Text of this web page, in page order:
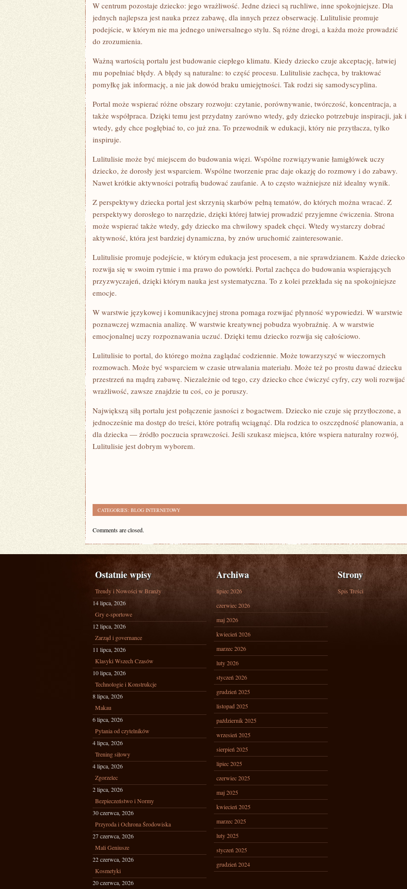
W centrum pozostaje dziecko: jego wrażliwość. Jedne dzieci są ruchliwe, inne spokojniejsze. Dla
jednych najlepsza jest nauka przez zabawę, dla innych przez obserwację. Lulitulisie promuje
podejście, w którym nie ma jednego uniwersalnego stylu. Są różne drogi, a każda może prowadzić
do zrozumienia.
Ważną wartością portalu jest budowanie ciepłego klimatu. Kiedy dziecko czuje akceptację, łatwiej
mu popełniać błędy. A błędy są naturalne: to część procesu. Lulitulisie zachęca, by traktować
pomyłkę jak informację, a nie jak dowód braku umiejętności. Tak rodzi się samodyscyplina.
Portal może wspierać różne obszary rozwoju: czytanie, porównywanie, twórczość, koncentracja, a
także współpraca. Dzięki temu jest przydatny zarówno wtedy, gdy dziecko potrzebuje inspiracji, jak i
wtedy, gdy chce pogłębiać to, co już zna. To przewodnik w edukacji, który nie przytłacza, tylko
inspiruje.
Lulitulisie może być miejscem do budowania więzi. Wspólne rozwiązywanie łamigłówek uczy
dziecko, że dorosły jest wsparciem. Wspólne tworzenie prac daje okazję do rozmowy i do zabawy.
Nawet krótkie aktywności potrafią budować zaufanie. A to często ważniejsze niż idealny wynik.
Z perspektywy dziecka portal jest skrzynią skarbów pełną tematów, do których można wracać. Z
perspektywy dorosłego to narzędzie, dzięki której łatwiej prowadzić przyjemne ćwiczenia. Strona
może wspierać także wtedy, gdy dziecko ma chwilowy spadek chęci. Wtedy wystarczy dobrać
aktywność, która jest bardziej dynamiczna, by znów uruchomić zainteresowanie.
Lulitulisie promuje podejście, w którym edukacja jest procesem, a nie sprawdzianem. Każde dziecko
rozwija się w swoim rytmie i ma prawo do powtórki. Portal zachęca do budowania wspierających
przyzwyczajeń, dzięki którym nauka jest systematyczna. To z kolei przekłada się na spokojniejsze
emocje.
W warstwie językowej i komunikacyjnej strona pomaga rozwijać płynność wypowiedzi. W warstwie
poznawczej wzmacnia analizę. W warstwie kreatywnej pobudza wyobraźnię. A w warstwie
emocjonalnej uczy rozpoznawania uczuć. Dzięki temu dziecko rozwija się całościowo.
Lulitulisie to portal, do którego można zaglądać codziennie. Może towarzyszyć w wieczornych
rozmowach. Może być wsparciem w czasie utrwalania materiału. Może też po prostu dawać dziecku
przestrzeń na mądrą zabawę. Niezależnie od tego, czy dziecko chce ćwiczyć cyfry, czy woli rozwijać
wrażliwość, zawsze znajdzie tu coś, co je poruszy.
Największą siłą portalu jest połączenie jasności z bogactwem. Dziecko nie czuje się przytłoczone, a
jednocześnie ma dostęp do treści, które potrafią wciągnąć. Dla rodzica to oszczędność planowania, a
dla dziecka — źródło poczucia sprawczości. Jeśli szukasz miejsca, które wspiera naturalny rozwój,
Lulitulisie jest dobrym wyborem.
CATEGORIES: BLOG INTERNETOWY
Comments are closed.
Ostatnie wpisy
Trendy i Nowości w Branży
14 lipca, 2026
Gry e-sportowe
12 lipca, 2026
Zarząd i governance
11 lipca, 2026
Klasyki Wszech Czasów
10 lipca, 2026
Technologie i Konstrukcje
8 lipca, 2026
Makau
6 lipca, 2026
Pytania od czytelników
4 lipca, 2026
Trening siłowy
4 lipca, 2026
Zgorzelec
2 lipca, 2026
Bezpieczeństwo i Normy
30 czerwca, 2026
Przyroda i Ochrona Środowiska
27 czerwca, 2026
Mali Geniusze
22 czerwca, 2026
Kosmetyki
20 czerwca, 2026
Archiwa
lipiec 2026
czerwiec 2026
maj 2026
kwiecień 2026
marzec 2026
luty 2026
styczeń 2026
grudzień 2025
listopad 2025
październik 2025
wrzesień 2025
sierpień 2025
lipiec 2025
czerwiec 2025
maj 2025
kwiecień 2025
marzec 2025
luty 2025
styczeń 2025
grudzień 2024
Strony
Spis Treści